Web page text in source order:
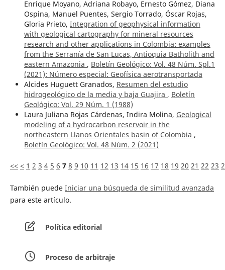
Enrique Moyano, Adriana Robayo, Ernesto Gómez, Diana
Ospina, Manuel Puentes, Sergio Torrado, Óscar Rojas,
Gloria Prieto, Integration of geophysical information
with geological cartography for mineral resources
research and other applications in Colombia: examples
from the Serranía de San Lucas, Antioquia Batholith and
eastern Amazonia , Boletín Geológico: Vol. 48 Núm. Spl.1
(2021): Número especial: Geofísica aerotransportada
Alcides Huguett Granados, Resumen del estudio
hidrogeológico de la media y baja Guajira , Boletín
Geológico: Vol. 29 Núm. 1 (1988)
Laura Juliana Rojas Cárdenas, Indira Molina, Geological
modeling of a hydrocarbon reservoir in the
northeastern Llanos Orientales basin of Colombia ,
Boletín Geológico: Vol. 48 Núm. 2 (2021)
<< < 1 2 3 4 5 6 7 8 9 10 11 12 13 14 15 16 17 18 19 20 21 22 23
También puede Iniciar una búsqueda de similitud avanzada
para este artículo.
Política editorial
Proceso de arbitraje